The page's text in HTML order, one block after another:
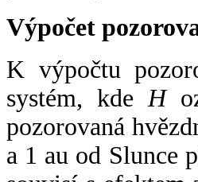
Výpočet
K výpočtu
systém, kde H
pozorovaná
a 1 au od Slunce